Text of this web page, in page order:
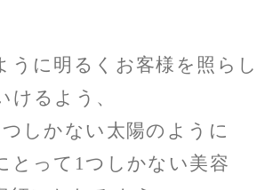
うに明るくお客様を照らし
けるよう、
しかない太陽のように
とって1つしかない美容